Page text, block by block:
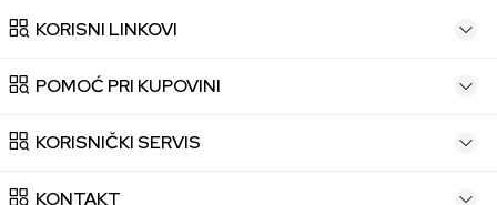
KORISNI LINKOVI
POMOĆ PRI KUPOVINI
KORISNIČKI SERVIS
KONTAKT